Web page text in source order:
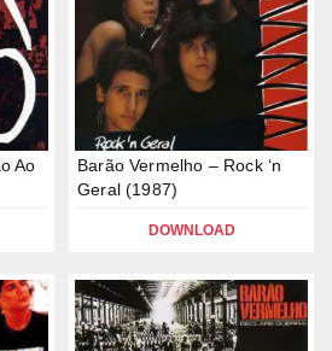
Ao
Barão Vermelho – Rock ‘n
Geral (1987)
DOWNLOAD